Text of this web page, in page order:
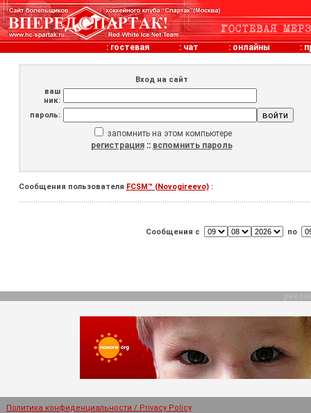
: гостевая : чат : онлайны :
Вход на сайт
ваш
ник:
пароль:
запомнить на этом компьютере
регистрация:: вспомнить пароль
Сообщения пользователя FCSM™ (Novogireevo):
Сообщения с по
Политика конфиденциальности / Privacy Policy